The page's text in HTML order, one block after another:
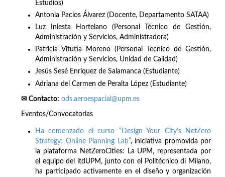
Estudios)
Antonia Pacios Álvarez (Docente, Departamento SATAA)
Luz Iniesta Hortelano (Personal Técnico de Gestión,
Administración y Servicios, Administradora)
Patricia Vitutia Moreno (Personal Tecnico de Gestión,
Administración y Servicios, Unidad de Calidad)
Jesús Sesé Enríquez de Salamanca (Estudiante)
Adriana del Carmen de Peralta López (Estudiante)
✉ Contacto: ods.aeroespacial@upm.es
Eventos/Convocatorias
Ha comenzado el curso “Design Your City’s NetZero
Strategy: Online Planning Lab”, iniciativa promovida por
la plataforma NetZeroCities: La UPM, representada por
el equipo del itdUPM, junto con el Politécnico di Milano,
ha participado activamente en el diseño y organización